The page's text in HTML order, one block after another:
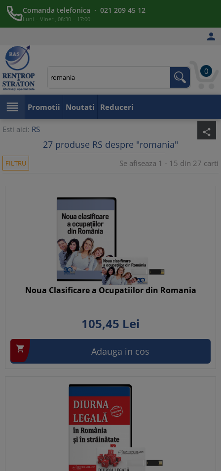
Comanda telefonica · 021 209 45 12
Luni – Vineri, 08:30 – 17:00

0
 Promotii Noutati Reduceri
Esti aici: RS share
27 produse RS despre "romania"
FILTRU Se afiseaza 1 - 15 din 27 carti
Noua Clasificare a Ocupatiilor din Romania
105,45 Lei
 Adauga in cos